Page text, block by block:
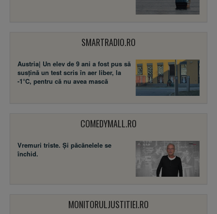
SMARTRADIO.RO
Austria| Un elev de 9 ani a fost pus să
susţină un test scris în aer liber, la
-1°C, pentru că nu avea mască
COMEDYMALL.RO
Vremuri triste. Şi păcănelele se
închid.
MONITORULJUSTITIEI.RO